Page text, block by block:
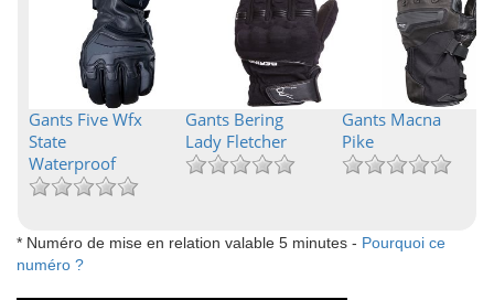
Gants Five Wfx
State
Waterproof
Gants Bering
Lady Fletcher
Gants Macna
Pike
* Numéro de mise en relation valable 5 minutes - Pourquoi ce
numéro ?